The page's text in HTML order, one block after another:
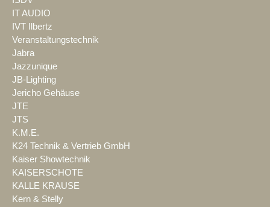
IT AUDIO
IVT Ilbertz
Veranstaltungstechnik
Jabra
Jazzunique
JB-Lighting
Jericho Gehäuse
JTE
JTS
K.M.E.
K24 Technik & Vertrieb GmbH
Kaiser Showtechnik
KAISERSCHOTE
KALLE KRAUSE
Kern & Stelly